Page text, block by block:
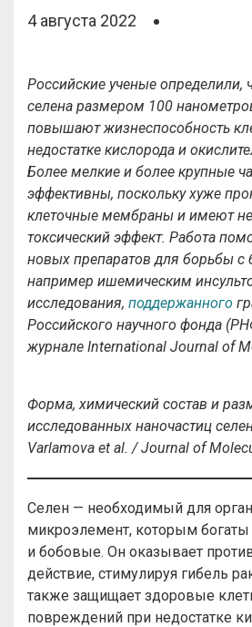
4 августа 2022
Российские ученые определили,
селена размером 100
повышают жизнеспособность
недостатке кислорода и
Более мелкие и более крупные
эффективны, поскольку хуже
клеточные мембраны и имеют
токсический эффект. Работа
новых препаратов для борьбы с
например ишемическим
исследования, поддержанного
Российского научного фонда
журнале International Journal of
Форма, химический состав и
исследованных наночастиц
Varlamova et al. / Journal of
Селен — необходимый для
микроэлемент, которым богаты
и бобовые. Он оказывает
действие, стимулируя гибель
также защищает здоровые
повреждений при недостатке